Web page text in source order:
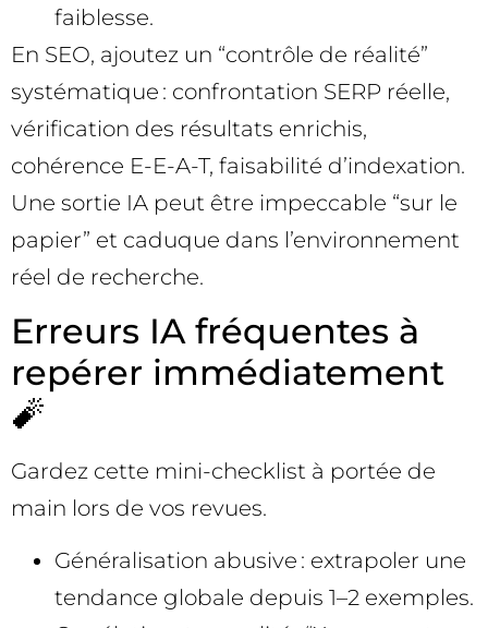
faiblesse.
En SEO, ajoutez un “contrôle de réalité”
systématique : confrontation SERP réelle,
vérification des résultats enrichis,
cohérence E-E-A-T, faisabilité d’indexation.
Une sortie IA peut être impeccable “sur le
papier” et caduque dans l’environnement
réel de recherche.
Erreurs IA fréquentes à
repérer immédiatement
🧨
Gardez cette mini-checklist à portée de
main lors de vos revues.
Généralisation abusive : extrapoler une
tendance globale depuis 1–2 exemples.